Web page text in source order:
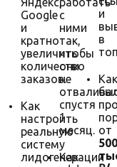
Google
и
кратно
увеличить
количество
заказов.
Как
настроить
реальную
систему
лидогенерации
с
ними
так,
чтобы
они
не
спустя
1
месяц.
Как
и
в
Как
от
500